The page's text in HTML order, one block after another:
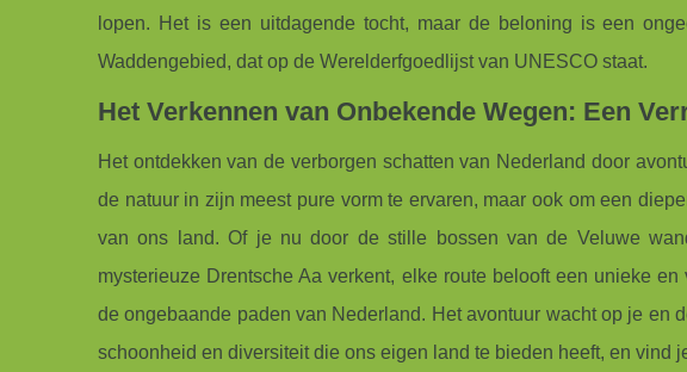
lopen. Het is een uitdagende tocht, maar de beloning is een
Waddengebied, dat op de Werelderfgoedlijst van UNESCO staat.
Het Verkennen van Onbekende Wegen: Een
Het ontdekken van de verborgen schatten van Nederland door
de natuur in zijn meest pure vorm te ervaren, maar ook om een
van ons land. Of je nu door de stille bossen van de Veluwe
mysterieuze Drentsche Aa verkent, elke route belooft een unieke
de ongebaande paden van Nederland. Het avontuur wacht op je en
schoonheid en diversiteit die ons eigen land te bieden heeft, en vind